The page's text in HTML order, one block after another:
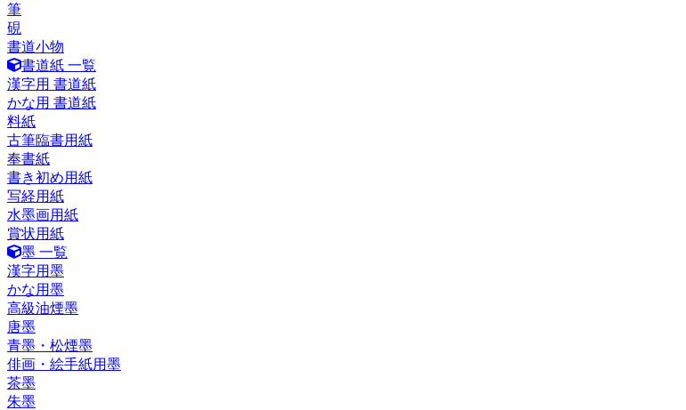
筆
硯
書道小物
書道紙 一覧
漢字用 書道紙
かな用 書道紙
料紙
古筆臨書用紙
奉書紙
書き初め用紙
写経用紙
水墨画用紙
賞状用紙
墨 一覧
漢字用墨
かな用墨
高級油煙墨
唐墨
青墨・松煙墨
俳画・絵手紙用墨
茶墨
朱墨